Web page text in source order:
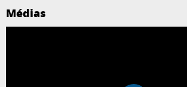
Médias